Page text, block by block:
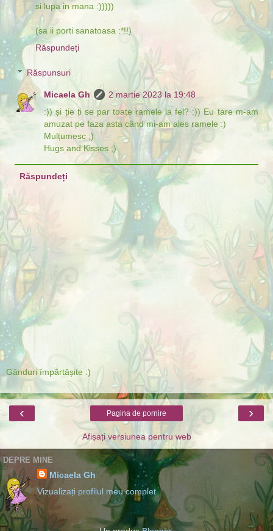
si lupa in mana :)))))
(sa ii porti sanatoasa :*!!)
Răspundeți
Răspunsuri
Micaela Gh
2 martie 2023 la 19:48
:)) și ție ți se par toate ramele la fel? :)) Eu tare m-am
amuzat pe faza asta când mi-am ales ramele :)
Mulțumesc ;)
Hugs and Kisses ;)
Răspundeți
Gânduri împărtășite :)
‹ ›
Pagina de pornire
Afișați versiunea pentru web
DEPRE MINE
Micaela Gh
Vizualizați profilul meu complet